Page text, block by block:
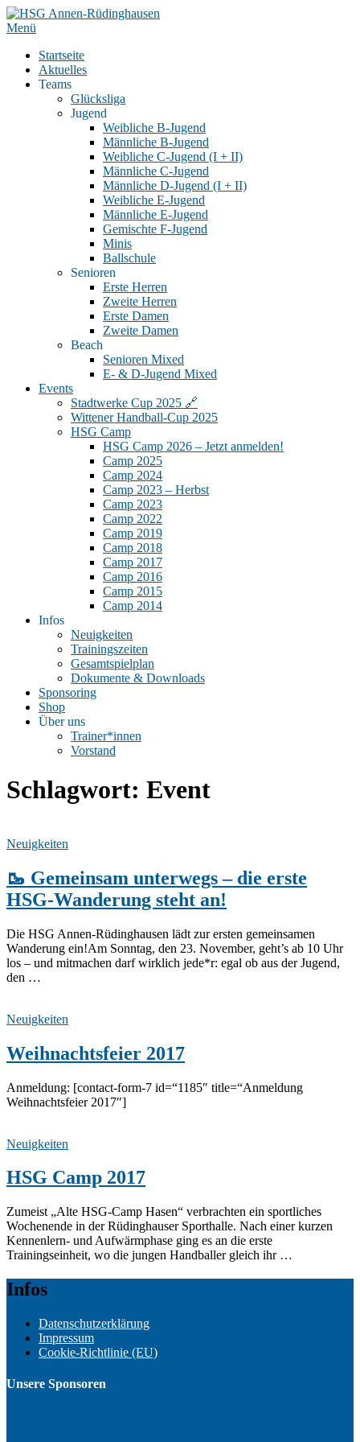
Zum
Inhalt
Menü
Startseite
Aktuelles
Teams
Glücksliga
Jugend
Weibliche B-Jugend
Männliche B-Jugend
Weibliche C-Jugend (I + II)
Männliche C-Jugend
Männliche D-Jugend (I + II)
Weibliche E-Jugend
Männliche E-Jugend
Gemischte F-Jugend
Minis
Ballschule
Senioren
Erste Herren
Zweite Herren
Erste Damen
Zweite Damen
Beach
Senioren Mixed
E- & D-Jugend Mixed
Events
Stadtwerke Cup 2025 🔗
Wittener Handball-Cup 2025
HSG Camp
HSG Camp 2026 – Jetzt anmelden!
Camp 2025
Camp 2024
Camp 2023 – Herbst
Camp 2023
Camp 2022
Camp 2019
Camp 2018
Camp 2017
Camp 2016
Camp 2015
Camp 2014
Infos
Neuigkeiten
Trainingszeiten
Gesamtspielplan
Dokumente & Downloads
Sponsoring
Shop
Über uns
Trainer*innen
Vorstand
Schlagwort: Event
Neuigkeiten
🥾 Gemeinsam unterwegs – die erste
HSG-Wanderung steht an!
Die HSG Annen-Rüdinghausen lädt zur ersten gemeinsamen
Wanderung ein!Am Sonntag, den 23. November, geht’s ab 10 Uhr
los – und mitmachen darf wirklich jede*r: egal ob aus der Jugend,
den …
Neuigkeiten
Weihnachtsfeier 2017
Anmeldung: [contact-form-7 id=“1185″ title=“Anmeldung
Weihnachtsfeier 2017″]
Neuigkeiten
HSG Camp 2017
Zumeist „Alte HSG-Camp Hasen“ verbrachten ein sportliches
Wochenende in der Rüdinghauser Sporthalle. Nach einer kurzen
Kennenlern- und Aufwärmphase ging es an die erste
Trainingseinheit, wo die jungen Handballer gleich ihr …
Infos
Datenschutzerklärung
Impressum
Cookie-Richtlinie (EU)
Unsere Sponsoren